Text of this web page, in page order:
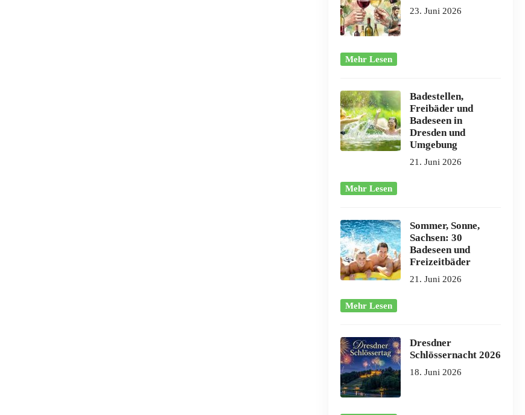
23. Juni 2026
Mehr Lesen
Badestellen,
Freibäder und
Badeseen in
Dresden und
Umgebung
21. Juni 2026
Mehr Lesen
Sommer, Sonne,
Sachsen: 30
Badeseen und
Freizeitbäder
21. Juni 2026
Mehr Lesen
Dresdner
Schlössernacht 2026
18. Juni 2026